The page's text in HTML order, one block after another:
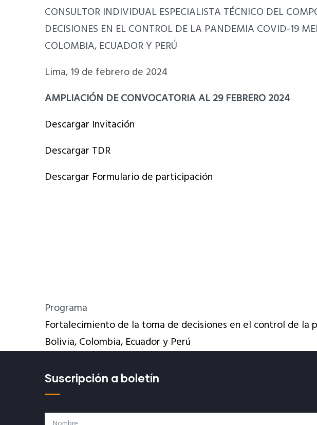
CONSULTOR INDIVIDUAL ESPECIALISTA TÉCNICO DEL
DECISIONES EN EL CONTROL DE LA PANDEMIA COVID-19
COLOMBIA, ECUADOR Y PERÚ
Lima, 19 de febrero de 2024
AMPLIACIÓN DE CONVOCATORIA AL 29 FEBRERO 2024
Descargar Invitación
Descargar TDR
Descargar Formulario de participación
Programa
Fortalecimiento de la toma de decisiones en el control de la
Bolivia, Colombia, Ecuador y Perú
Suscripción a boletín
Nombre